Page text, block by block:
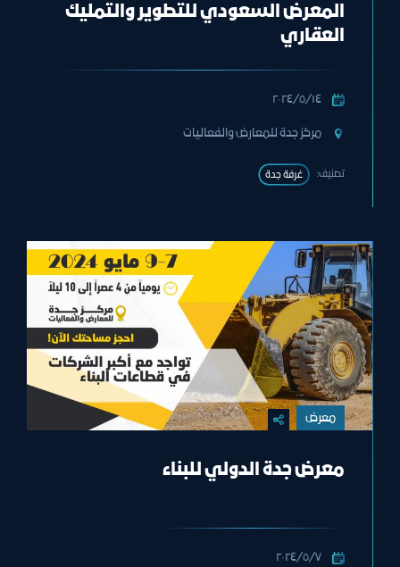
المعرض السعودي للتطوير والتمليك
العقاري
١٤‏/٥‏/٢٠٢٤
مركز جدة للمعارض والفعاليات
تصنيف: غرفة جدة
معرض
معرض جدة الدولي للبناء
٧‏/٥‏/٢٠٢٤